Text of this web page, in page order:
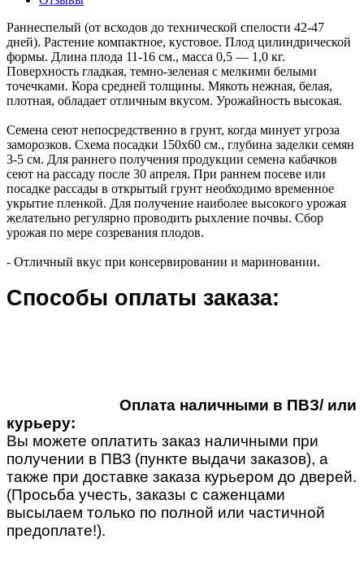
Раннеспелый (от всходов до технической спелости 42-47
дней). Растение компактное, кустовое. Плод цилиндрической
формы. Длина плода 11-16 см., масса 0,5 — 1,0 кг.
Поверхность гладкая, темно-зеленая с мелкими белыми
точечками. Кора средней толщины. Мякоть нежная, белая,
плотная, обладает отличным вкусом. Урожайность высокая.
Семена сеют непосредственно в грунт, когда минует угроза
заморозков. Схема посадки 150х60 см., глубина заделки семян
3-5 см. Для раннего получения продукции семена кабачков
сеют на рассаду после 30 апреля. При раннем посеве или
посадке рассады в открытый грунт необходимо временное
укрытие пленкой. Для получение наиболее высокого урожая
желательно регулярно проводить рыхление почвы. Сбор
урожая по мере созревания плодов.
- Отличный вкус при консервировании и мариновании.
Способы оплаты заказа:
Оплата наличными в ПВЗ/ или
курьеру:
Вы можете оплатить заказ наличными при
получении в ПВЗ (пункте выдачи заказов), а
также при доставке заказа курьером до дверей.
(Просьба учесть, заказы с саженцами
высылаем только по полной или частичной
предоплате!).